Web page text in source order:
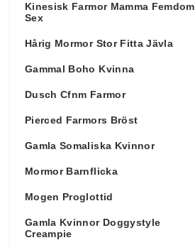
Kinesisk Farmor Mamma Femdom
Sex
Hårig Mormor Stor Fitta Jävla
Gammal Boho Kvinna
Dusch Cfnm Farmor
Pierced Farmors Bröst
Gamla Somaliska Kvinnor
Mormor Barnflicka
Mogen Proglottid
Gamla Kvinnor Doggystyle
Creampie